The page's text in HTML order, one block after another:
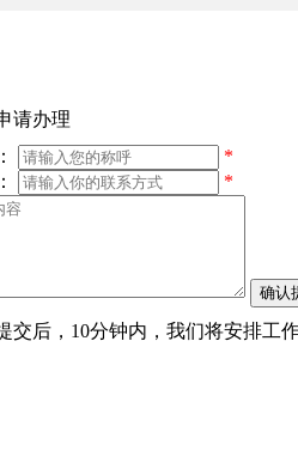
请办理
*
*
交后，10分钟内，我们将安排工